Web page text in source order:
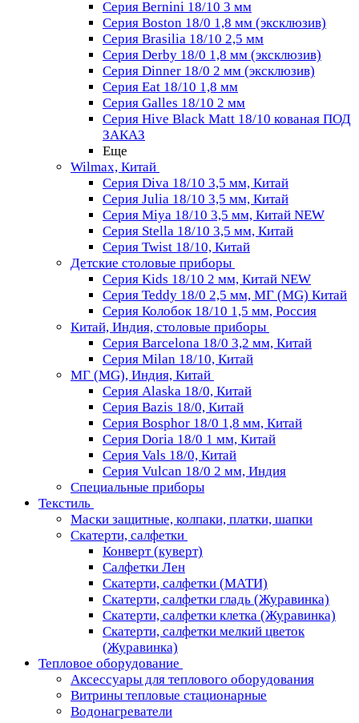
Серия Bernini 18/10 3 мм
Серия Boston 18/0 1,8 мм (эксклюзив)
Серия Brasilia 18/10 2,5 мм
Серия Derby 18/0 1,8 мм (эксклюзив)
Серия Dinner 18/0 2 мм (эксклюзив)
Серия Eat 18/10 1,8 мм
Серия Galles 18/10 2 мм
Серия Hive Black Matt 18/10 кованая ПОД
ЗАКАЗ
Еще
Wilmax, Китай
Серия Diva 18/10 3,5 мм, Китай
Серия Julia 18/10 3,5 мм, Китай
Серия Miya 18/10 3,5 мм, Китай NEW
Серия Stella 18/10 3,5 мм, Китай
Серия Twist 18/10, Китай
Детские столовые приборы
Серия Kids 18/10 2 мм, Китай NEW
Серия Teddy 18/0 2,5 мм, МГ (MG) Китай
Серия Колобок 18/10 1,5 мм, Россия
Китай, Индия, столовые приборы
Серия Barcelona 18/0 3,2 мм, Китай
Серия Milan 18/10, Китай
МГ (MG), Индия, Китай
Серия Alaska 18/0, Китай
Серия Bazis 18/0, Китай
Серия Bosphor 18/0 1,8 мм, Китай
Серия Doria 18/0 1 мм, Китай
Серия Vals 18/0, Китай
Серия Vulcan 18/0 2 мм, Индия
Специальные приборы
Текстиль
Маски защитные, колпаки, платки, шапки
Скатерти, салфетки
Конверт (куверт)
Салфетки Лен
Скатерти, салфетки (МАТИ)
Скатерти, салфетки гладь (Журавинка)
Скатерти, салфетки клетка (Журавинка)
Скатерти, салфетки мелкий цветок
(Журавинка)
Тепловое оборудование
Аксессуары для теплового оборудования
Витрины тепловые стационарные
Водонагреватели